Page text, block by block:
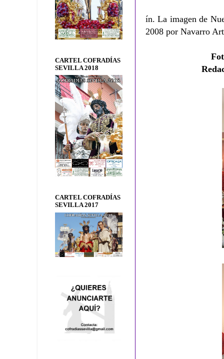
ín. La imagen de
2008 por Navarro
CARTEL COFRADÍAS
SEVILLA 2018
CARTEL COFRADÍAS
SEVILLA 2017